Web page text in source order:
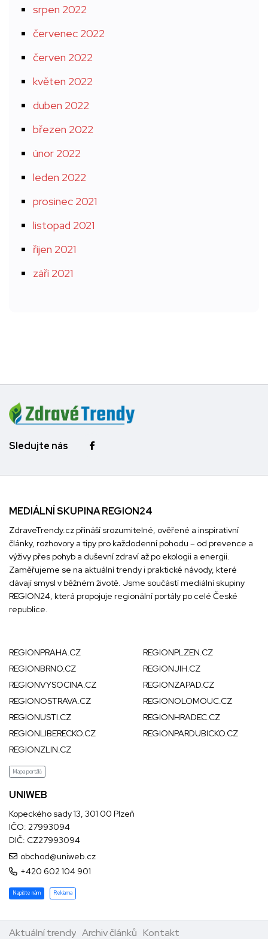
srpen 2022
červenec 2022
červen 2022
květen 2022
duben 2022
březen 2022
únor 2022
leden 2022
prosinec 2021
listopad 2021
říjen 2021
září 2021
Sledujte nás
MEDIÁLNÍ SKUPINA REGION24
ZdraveTrendy.cz přináší srozumitelné, ověřené a inspirativní
články, rozhovory a tipy pro každodenní pohodu – od prevence a
výživy přes pohyb a duševní zdraví až po ekologii a energii.
Zaměřujeme se na aktuální trendy i praktické návody, které
dávají smysl v běžném životě. Jsme součástí mediální skupiny
REGION24, která propojuje regionální portály po celé České
republice.
REGIONPRAHA.CZ
REGIONPLZEN.CZ
REGIONBRNO.CZ
REGIONJIH.CZ
REGIONVYSOCINA.CZ
REGIONZAPAD.CZ
REGIONOSTRAVA.CZ
REGIONOLOMOUC.CZ
REGIONUSTI.CZ
REGIONHRADEC.CZ
REGIONLIBERECKO.CZ
REGIONPARDUBICKO.CZ
REGIONZLIN.CZ
Mapa portálů
UNIWEB
Kopeckého sady 13, 301 00 Plzeň
IČO: 27993094
DIČ: CZ27993094
obchod@uniweb.cz
+420 602 104 901
Napište nám Reklama
Aktuální trendy Archiv článků Kontakt